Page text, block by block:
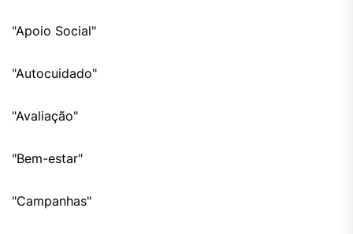
"Apoio Social"
"Autocuidado"
"Avaliação"
"Bem-estar"
"Campanhas"